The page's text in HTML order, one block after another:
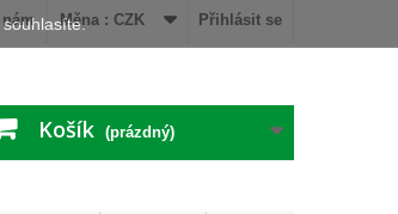
Přihlásit se
Měna : CZK
Košík (prázdný)